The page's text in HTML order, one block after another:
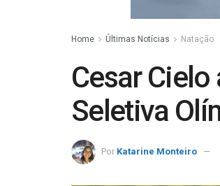
Home Últimas Notícias Natação
Cesar
Seletiva
Por Katarine Monteiro